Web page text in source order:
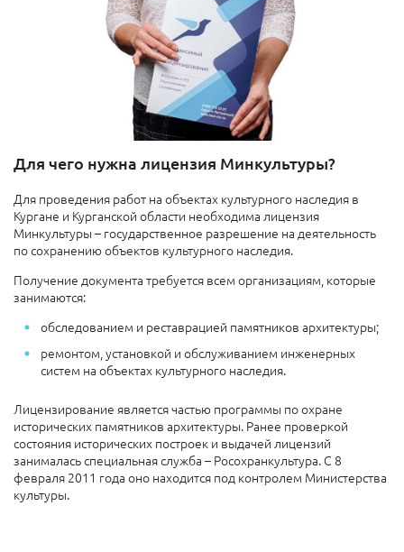
Для чего нужна лицензия Минкультуры?
Для проведения работ на объектах культурного наследия в
Кургане и Курганской области необходима лицензия
Минкультуры – государственное разрешение на деятельность
по сохранению объектов культурного наследия.
Получение документа требуется всем организациям, которые
занимаются:
обследованием и реставрацией памятников архитектуры;
ремонтом, установкой и обслуживанием инженерных
систем на объектах культурного наследия.
Лицензирование является частью программы по охране
исторических памятников архитектуры. Ранее проверкой
состояния исторических построек и выдачей лицензий
занималась специальная служба – Росохранкультура. С 8
февраля 2011 года оно находится под контролем Министерства
культуры.